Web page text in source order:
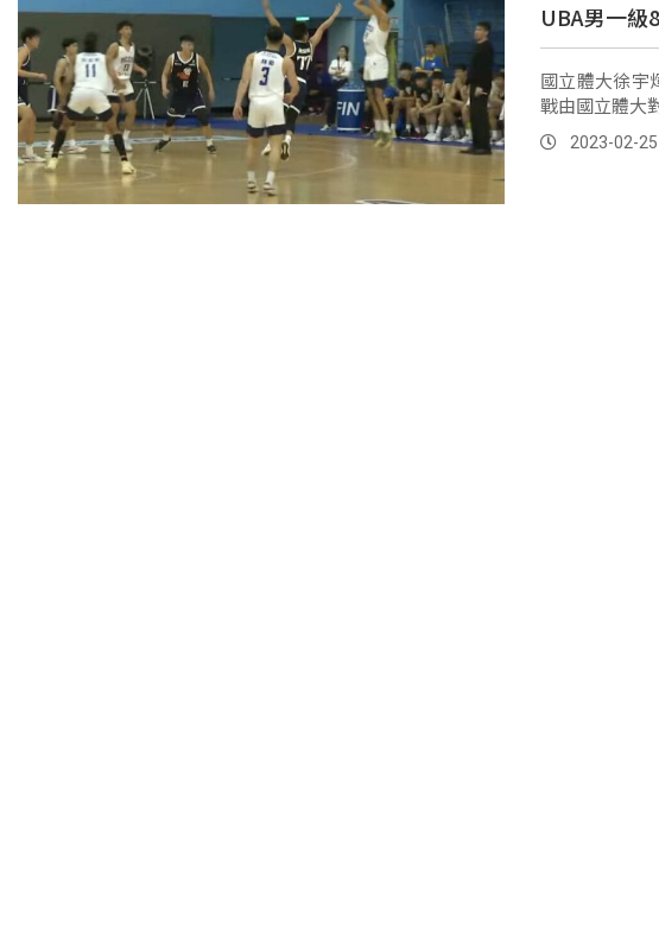
UBA男一級
國立體大徐宇
戰由國立體大
2023-02-